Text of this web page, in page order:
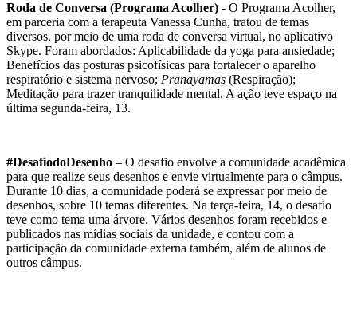
Roda de Conversa (Programa Acolher) - O Programa Acolher,
em parceria com a terapeuta Vanessa Cunha, tratou de temas
diversos, por meio de uma roda de conversa virtual, no aplicativo
Skype. Foram abordados: Aplicabilidade da yoga para ansiedade;
Benefícios das posturas psicofísicas para fortalecer o aparelho
respiratório e sistema nervoso; Pranayamas (Respiração);
Meditação para trazer tranquilidade mental. A ação teve espaço na
última segunda-feira, 13.
#DesafiodoDesenho – O desafio envolve a comunidade acadêmica
para que realize seus desenhos e envie virtualmente para o câmpus.
Durante 10 dias, a comunidade poderá se expressar por meio de
desenhos, sobre 10 temas diferentes. Na terça-feira, 14, o desafio
teve como tema uma árvore. Vários desenhos foram recebidos e
publicados nas mídias sociais da unidade, e contou com a
participação da comunidade externa também, além de alunos de
outros câmpus.